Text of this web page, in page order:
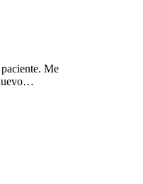
Me
necesarias